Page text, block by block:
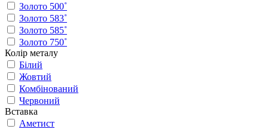
Золото 500˚
Золото 583˚
Золото 585˚
Золото 750˚
Колір металу
Білий
Жовтий
Комбінований
Червоний
Вставка
Аметист